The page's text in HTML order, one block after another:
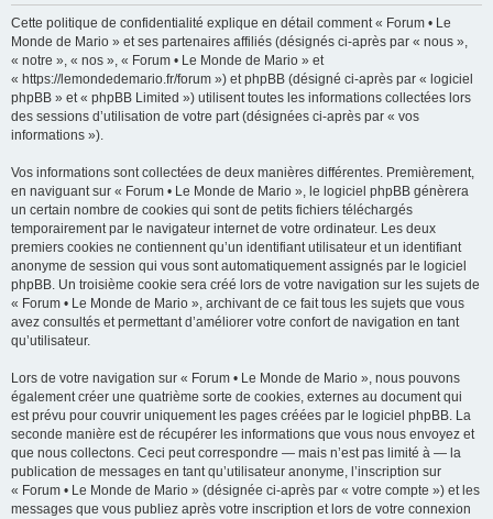
Cette politique de confidentialité explique en détail comment « Forum • Le
Monde de Mario » et ses partenaires affiliés (désignés ci-après par « nous »,
« notre », « nos », « Forum • Le Monde de Mario » et
« https://lemondedemario.fr/forum ») et phpBB (désigné ci-après par « logiciel
phpBB » et « phpBB Limited ») utilisent toutes les informations collectées lors
des sessions d’utilisation de votre part (désignées ci-après par « vos
informations »).
Vos informations sont collectées de deux manières différentes. Premièrement,
en naviguant sur « Forum • Le Monde de Mario », le logiciel phpBB génèrera
un certain nombre de cookies qui sont de petits fichiers téléchargés
temporairement par le navigateur internet de votre ordinateur. Les deux
premiers cookies ne contiennent qu’un identifiant utilisateur et un identifiant
anonyme de session qui vous sont automatiquement assignés par le logiciel
phpBB. Un troisième cookie sera créé lors de votre navigation sur les sujets de
« Forum • Le Monde de Mario », archivant de ce fait tous les sujets que vous
avez consultés et permettant d’améliorer votre confort de navigation en tant
qu’utilisateur.
Lors de votre navigation sur « Forum • Le Monde de Mario », nous pouvons
également créer une quatrième sorte de cookies, externes au document qui
est prévu pour couvrir uniquement les pages créées par le logiciel phpBB. La
seconde manière est de récupérer les informations que vous nous envoyez et
que nous collectons. Ceci peut correspondre — mais n’est pas limité à — la
publication de messages en tant qu’utilisateur anonyme, l’inscription sur
« Forum • Le Monde de Mario » (désignée ci-après par « votre compte ») et les
messages que vous publiez après votre inscription et lors de votre connexion